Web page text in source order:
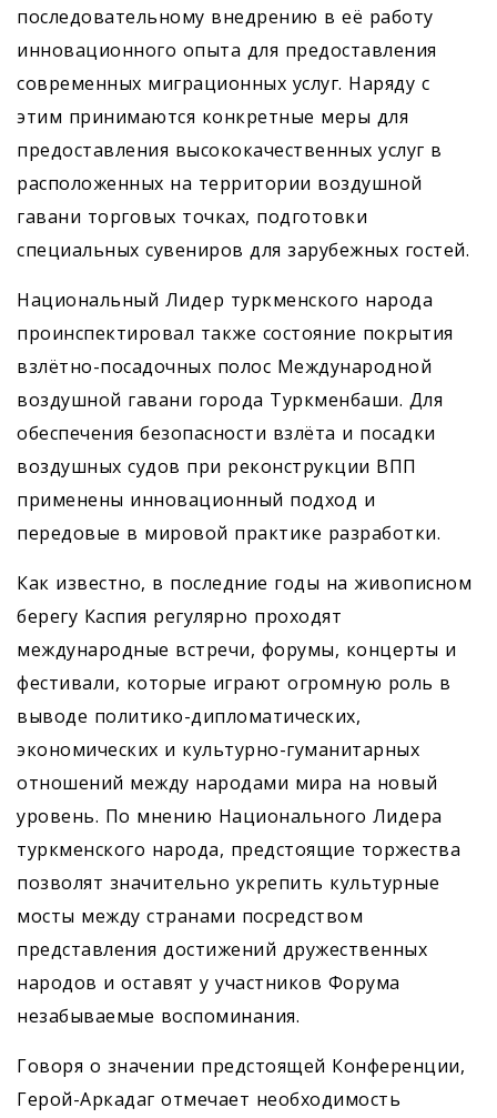
последовательному внедрению в её работу
инновационного опыта для предоставления
современных миграционных услуг. Наряду с
этим принимаются конкретные меры для
предоставления высококачественных услуг в
расположенных на территории воздушной
гавани торговых точках, подготовки
специальных сувениров для зарубежных гостей.
Национальный Лидер туркменского народа
проинспектировал также состояние покрытия
взлётно-посадочных полос Международной
воздушной гавани города Туркменбаши. Для
обеспечения безопасности взлёта и посадки
воздушных судов при реконструкции ВПП
применены инновационный подход и
передовые в мировой практике разработки.
Как известно, в последние годы на живописном
берегу Каспия регулярно проходят
международные встречи, форумы, концерты и
фестивали, которые играют огромную роль в
выводе политико-дипломатических,
экономических и культурно-гуманитарных
отношений между народами мира на новый
уровень. По мнению Национального Лидера
туркменского народа, предстоящие торжества
позволят значительно укрепить культурные
мосты между странами посредством
представления достижений дружественных
народов и оставят у участников Форума
незабываемые воспоминания.
Говоря о значении предстоящей Конференции,
Герой-Аркадаг отмечает необходимость